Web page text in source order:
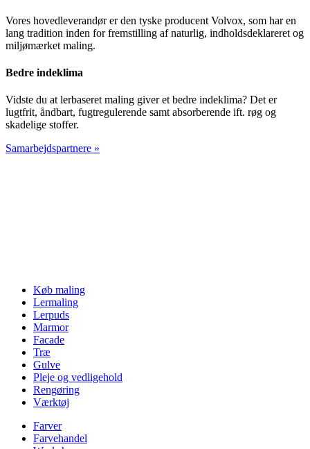
Vores hovedleverandør er den tyske producent Volvox, som har en
lang tradition inden for fremstilling af naturlig, indholdsdeklareret og
miljømærket maling.
Bedre indeklima
Vidste du at lerbaseret maling giver et bedre indeklima? Det er
lugtfrit, åndbart, fugtregulerende samt absorberende ift. røg og
skadelige stoffer.
Samarbejdspartnere »
Køb maling
Lermaling
Lerpuds
Marmor
Facade
Træ
Gulve
Pleje og vedligehold
Rengøring
Værktøj
Farver
Farvehandel